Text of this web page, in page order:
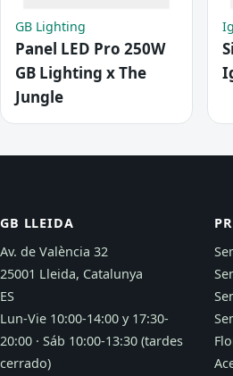
GB Lighting
Panel LED Pro 250W
GB Lighting x The
Jungle
GB LLEIDA
Av. de València 32
25001 Lleida, Catalunya
ES
Lun-Vie 10:00-14:00 y 17:30-
20:00 · Sáb 10:00-13:30 (tardes
cerrado)